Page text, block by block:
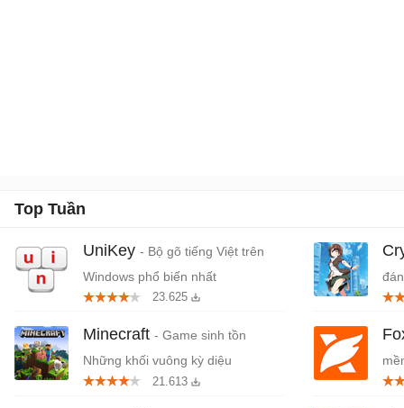
Top Tuần
UniKey - Bộ gõ tiếng Việt trên
Windows phổ biến nhất
23.625
Minecraft - Game sinh tồn
Những khối vuông kỳ diệu
21.613